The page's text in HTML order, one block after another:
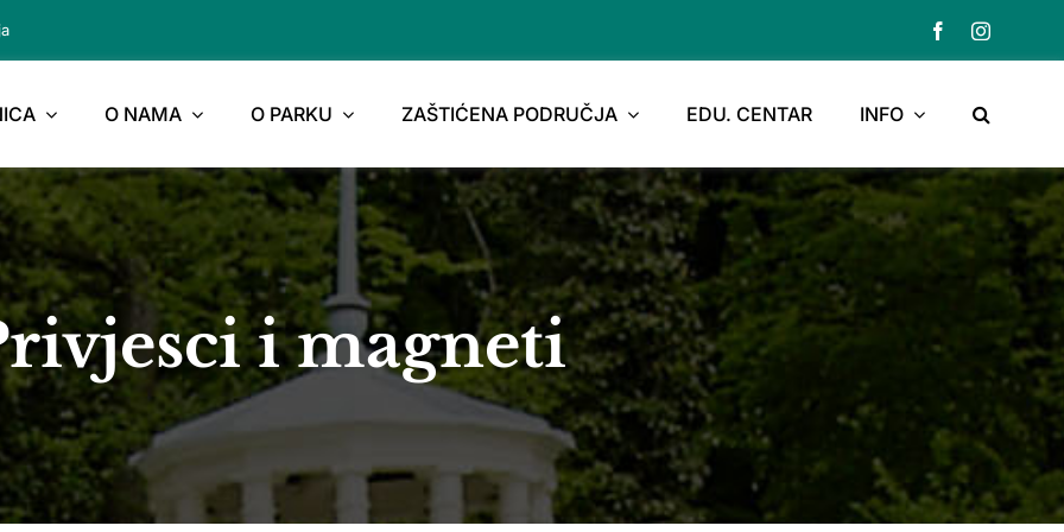
O NAMA O PARKU ZAŠTIĆENA PODRUČJA EDU. CENTAR INFO
i magneti